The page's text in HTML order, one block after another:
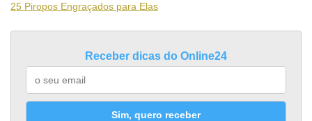
25 Piropos Engraçados para Elas
Receber dicas do Online24
Sim, quero receber